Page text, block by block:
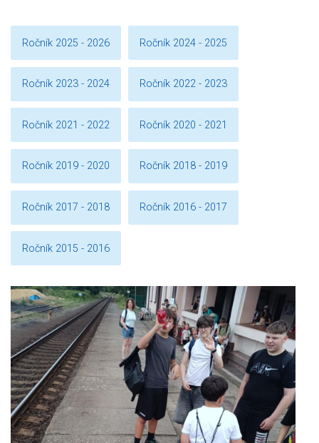
Ročník 2025 - 2026 Ročník 2024 - 2025
Ročník 2023 - 2024 Ročník 2022 - 2023
Ročník 2021 - 2022 Ročník 2020 - 2021
Ročník 2019 - 2020 Ročník 2018 - 2019
Ročník 2017 - 2018 Ročník 2016 - 2017
Ročník 2015 - 2016